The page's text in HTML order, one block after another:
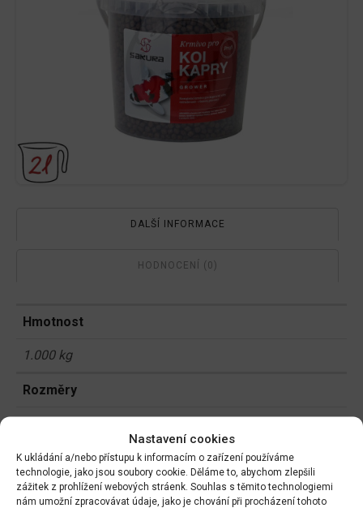
Nastavení cookies
K ukládání a/nebo přístupu k informacím o zařízení používáme
technologie, jako jsou soubory cookie. Děláme to, abychom zlepšili
zážitek z prohlížení webových stráenk. Souhlas s těmito technologiemi
nám umožní zpracovávat údaje, jako je chování při procházení tohoto
DALŠÍ INFORMACE
HODNOCENÍ (0)
Hmotnost
1.000 kg
Rozměry
Související produkty: